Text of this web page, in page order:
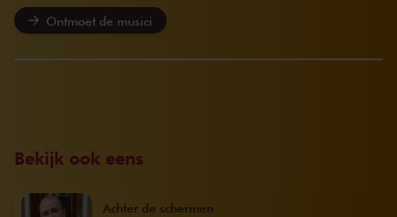
Ontmoet de musici
Bekijk ook eens
Achter de schermen